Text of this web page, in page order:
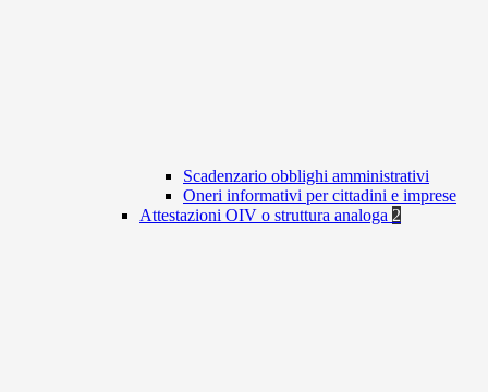
Scadenzario obblighi amministrativi
Oneri informativi per cittadini e imprese
Attestazioni OIV o struttura analoga 2